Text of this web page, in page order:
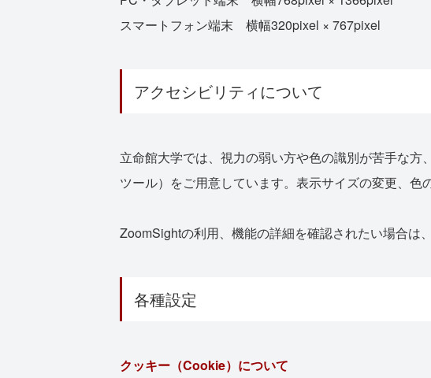
スマートフォン端末 横幅320pixel × 767pixel
アクセシビリティについて
立命館大学では、視力の弱い方や色の識別が苦手な
ツール）をご用意しています。表示サイズの変更、色
ZoomSightの利用、機能の詳細を確認されたい場合は、
各種設定
クッキー（Cookie）について